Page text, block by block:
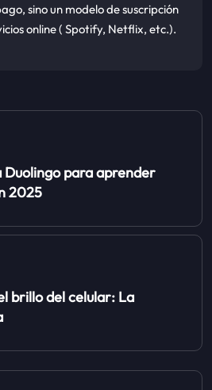
sino un modelo de suscripción
online ( Spotify, Netflix, etc.).
Duolingo para aprender
2025
brillo del celular: La